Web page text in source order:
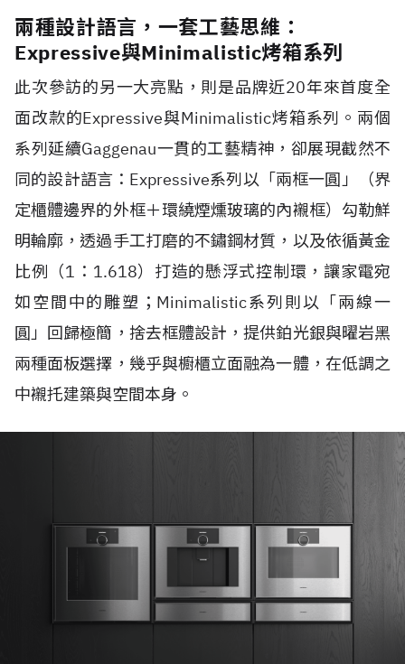
兩種設計語言，一套工藝思維：
Expressive與Minimalistic烤箱系列
此次參訪的另一大亮點，則是品牌近20年來首度全
面改款的Expressive與Minimalistic烤箱系列。兩個
系列延續Gaggenau一貫的工藝精神，卻展現截然不
同的設計語言：Expressive系列以「兩框一圓」（界
定櫃體邊界的外框＋環繞煙燻玻璃的內襯框）勾勒鮮
明輪廓，透過手工打磨的不鏽鋼材質，以及依循黃金
比例（1：1.618）打造的懸浮式控制環，讓家電宛
如空間中的雕塑；Minimalistic系列則以「兩線一
圓」回歸極簡，捨去框體設計，提供鉑光銀與曜岩黑
兩種面板選擇，幾乎與櫥櫃立面融為一體，在低調之
中襯托建築與空間本身。